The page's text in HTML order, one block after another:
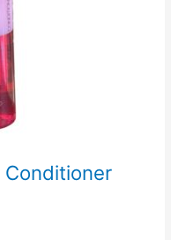
Conditioner